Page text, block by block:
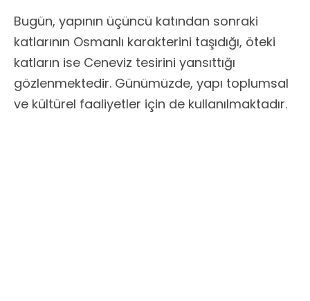
Bugün, yapının üçüncü katından sonraki
katlarının Osmanlı karakterini taşıdığı, öteki
katların ise Ceneviz tesirini yansıttığı
gözlenmektedir. Günümüzde, yapı toplumsal
ve kültürel faaliyetler için de kullanılmaktadır.